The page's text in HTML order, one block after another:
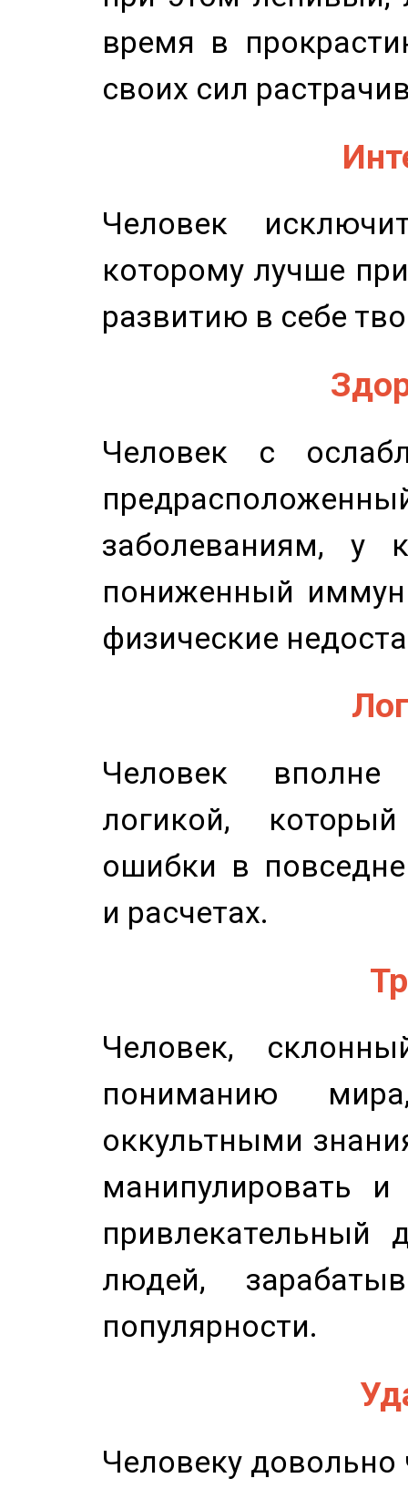
время в
своих сил
Человек
которому лучше
развитию в себе
Человек с
заболеваниям, у
пониженный
физические
Человек
логикой,
ошибки в
и расчетах.
Человек,
пониманию
оккультными
манипулировать
привлекательный
людей,
популярности.
Человеку довольно